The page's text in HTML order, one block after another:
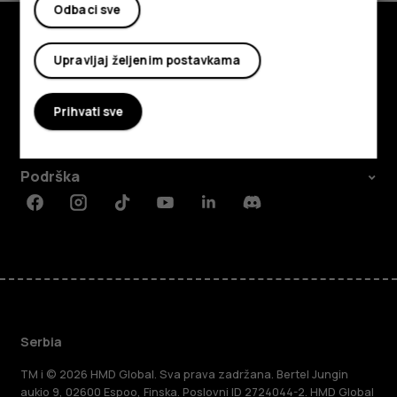
Istražite
O kompaniji
Podrška
FacebookInstagramTiktokYoutubeLinkedinDiscord
Serbia
TM i © 2026 HMD Global. Sva prava zadržana. Bertel Jungin
aukio 9, 02600 Espoo, Finska. Poslovni ID 2724044-2. HMD Global
Odbaci sve
Upravljaj željenim postavkama
Prihvati sve